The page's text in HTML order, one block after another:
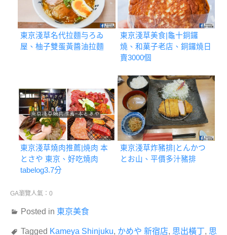
東京淺草名代拉麵与ろゐ
屋、柚子雙蛋黃醬油拉麵
東京淺草美食|龜十銅鑼
燒、和菓子老店、銅鑼燒日
賣3000個
東京淺草燒肉推薦|焼肉 本
とさや 東京、好吃燒肉
tabelog3.7分
東京淺草炸豬排|とんかつ
とお山、平價多汁豬排
GA瀏覽人氣：0
Posted in 東京美食
Tagged Kameya Shinjuku, かめや 新宿店, 思出橫丁, 思